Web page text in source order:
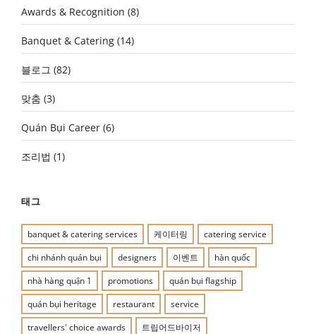
Awards & Recognition (8)
Banquet & Catering (14)
블로그 (82)
맞춤 (3)
Quán Bụi Career (6)
조리법 (1)
태그
banquet & catering services 케이터링
catering service
chi nhánh quán bụi
designers 이벤트
hàn quốc
nhà hàng quận 1
promotions
quán bụi flagship
quán bụi heritage
restaurant
service
travellers' choice awards
트립어드바이저